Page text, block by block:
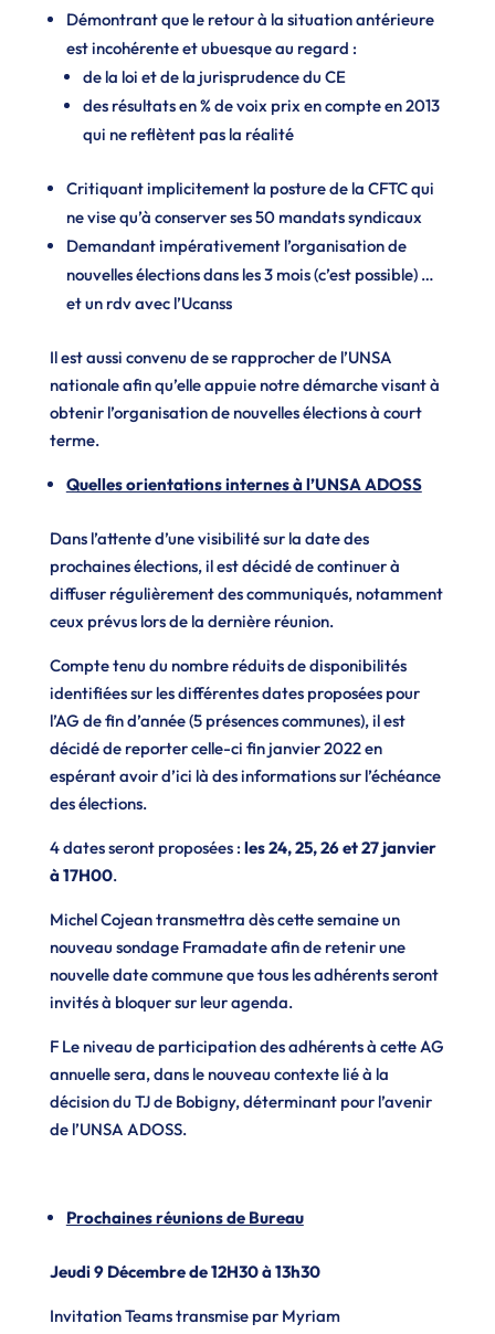
Démontrant que le retour à la situation antérieure
est incohérente et ubuesque au regard :
de la loi et de la jurisprudence du CE
des résultats en % de voix prix en compte en 2013
qui ne reflètent pas la réalité
Critiquant implicitement la posture de la CFTC qui
ne vise qu’à conserver ses 50 mandats syndicaux
Demandant impérativement l’organisation de
nouvelles élections dans les 3 mois (c’est possible) …
et un rdv avec l’Ucanss
Il est aussi convenu de se rapprocher de l’UNSA
nationale afin qu’elle appuie notre démarche visant à
obtenir l’organisation de nouvelles élections à court
terme.
Quelles orientations internes à l’UNSA ADOSS
Dans l’attente d’une visibilité sur la date des
prochaines élections, il est décidé de continuer à
diffuser régulièrement des communiqués, notamment
ceux prévus lors de la dernière réunion.
Compte tenu du nombre réduits de disponibilités
identifiées sur les différentes dates proposées pour
l’AG de fin d’année (5 présences communes), il est
décidé de reporter celle-ci fin janvier 2022 en
espérant avoir d’ici là des informations sur l’échéance
des élections.
4 dates seront proposées : les 24, 25, 26 et 27 janvier
à 17H00.
Michel Cojean transmettra dès cette semaine un
nouveau sondage Framadate afin de retenir une
nouvelle date commune que tous les adhérents seront
invités à bloquer sur leur agenda.
F Le niveau de participation des adhérents à cette AG
annuelle sera, dans le nouveau contexte lié à la
décision du TJ de Bobigny, déterminant pour l’avenir
de l’UNSA ADOSS.
Prochaines réunions de Bureau
Jeudi 9 Décembre de 12H30 à 13h30
Invitation Teams transmise par Myriam